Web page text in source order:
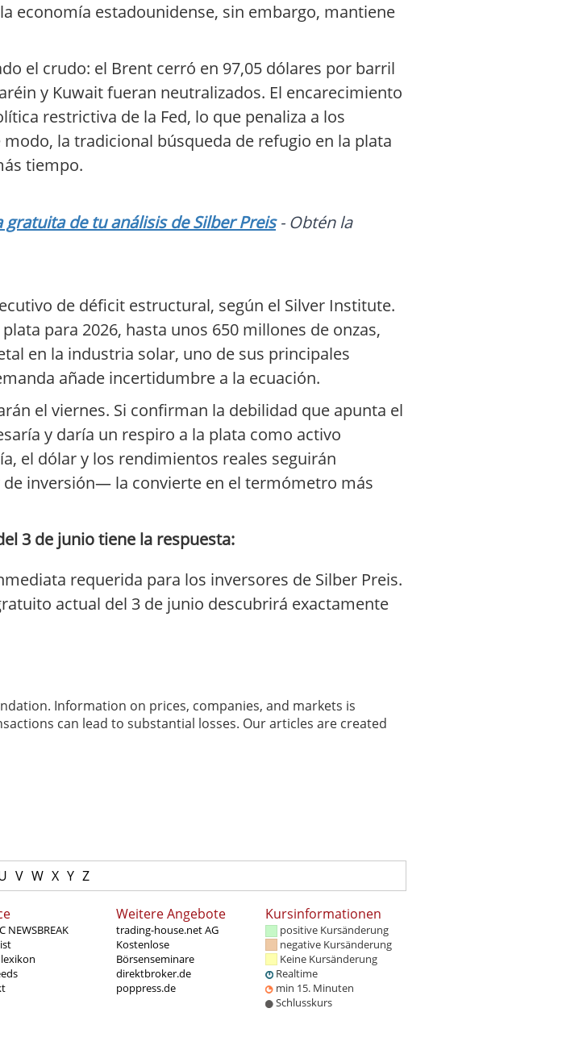
economía estadounidense, sin embargo, mantiene
el crudo: el Brent cerró en 97,05 dólares por barril
y Kuwait fueran neutralizados. El encarecimiento
restrictiva de la Fed, lo que penaliza a los
la tradicional búsqueda de refugio en la plata
tiempo.
de tu análisis de Silber Preis- Obtén la
de déficit estructural, según el Silver Institute.
para 2026, hasta unos 650 millones de onzas,
en la industria solar, uno de sus principales
añade incertidumbre a la ecuación.
el viernes. Si confirman la debilidad que apunta el
y daría un respiro a la plata como activo
el dólar y los rendimientos reales seguirán
inversión— la convierte en el termómetro más
3 de junio tiene la respuesta:
requerida para los inversores de Silber Preis.
actual del 3 de junio descubrirá exactamente
Information on prices, companies, and markets is
can lead to substantial losses. Our articles are created
V W X Y Z
NEWSBREAK
Weitere Angebote
trading-house.net AG
Kostenlose
Börsenseminare
direktbroker.de
poppress.de
Kursinformationen
positive Kursänderung
negative Kursänderung
Keine Kursänderung
Realtime
min 15. Minuten
Schlusskurs